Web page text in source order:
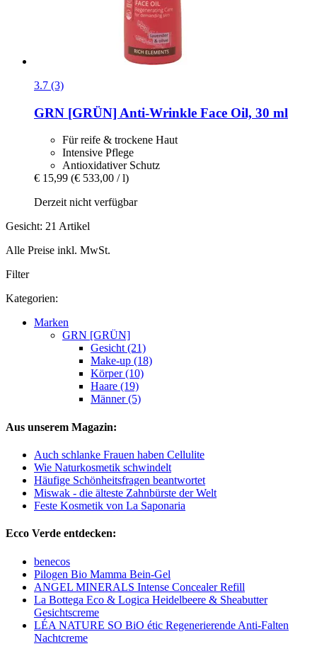
3.7 (3)
GRN [GRÜN] Anti-​Wrinkle Face Oil, 30 ml
Für reife & trockene Haut
Intensive Pflege
Antioxidativer Schutz
€ 15,99 (€ 533,00 / l)
Derzeit nicht verfügbar
Gesicht: 21 Artikel
Alle Preise inkl. MwSt.
Filter
Kategorien:
Marken
GRN [GRÜN]
Gesicht (21)
Make-up (18)
Körper (10)
Haare (19)
Männer (5)
Aus unserem Magazin:
Auch schlanke Frauen haben Cellulite
Wie Naturkosmetik schwindelt
Häufige Schönheitsfragen beantwortet
Miswak - die älteste Zahnbürste der Welt
Feste Kosmetik von La Saponaria
Ecco Verde entdecken:
benecos
Pilogen Bio Mamma Bein-Gel
ANGEL MINERALS Intense Concealer Refill
La Bottega Eco & Logica Heidelbeere & Sheabutter
Gesichtscreme
LÉA NATURE SO BiO étic Regenerierende Anti-Falten
Nachtcreme